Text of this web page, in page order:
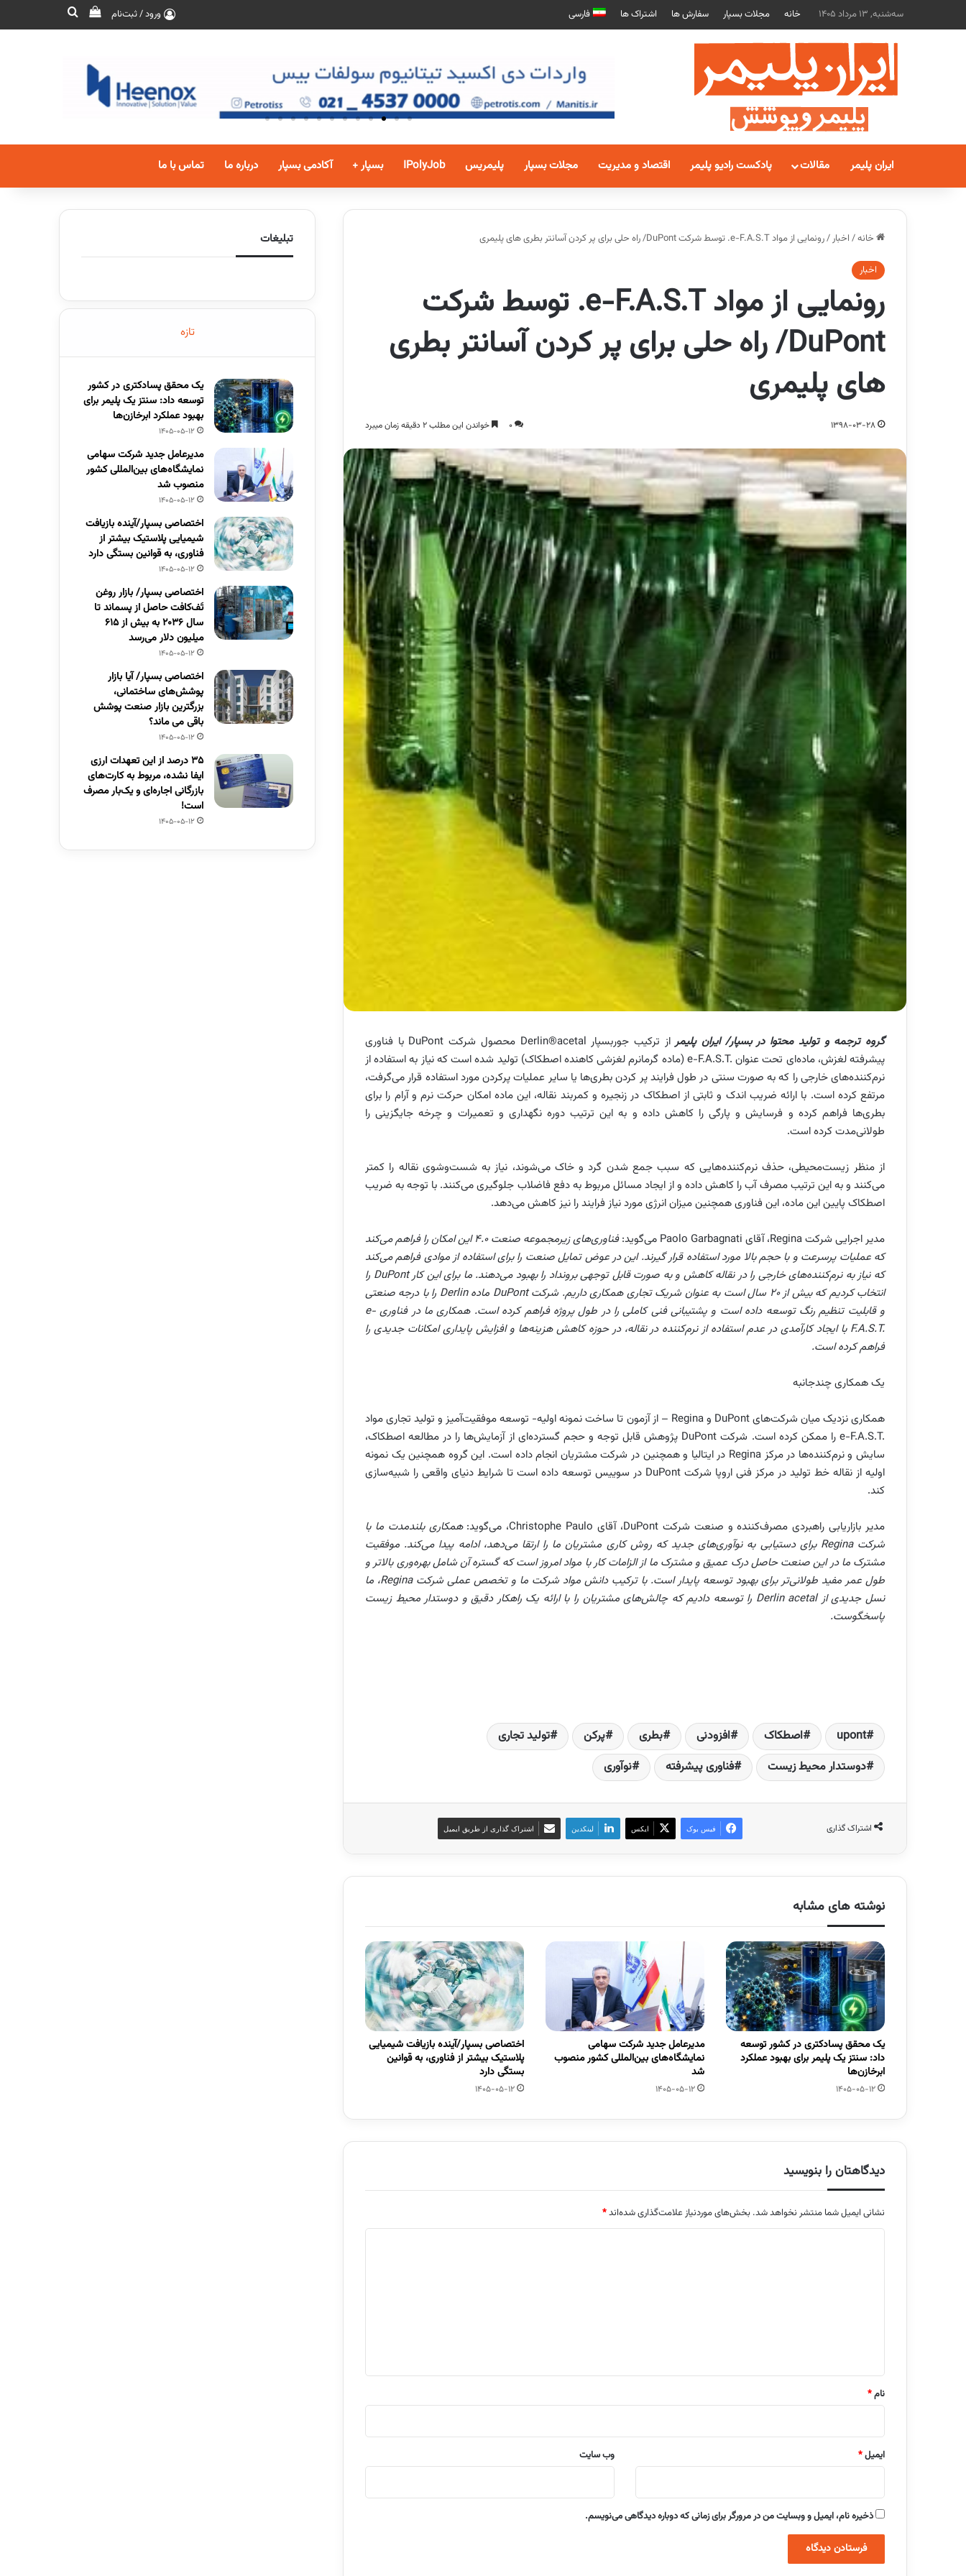
سه‌شنبه, 13 مرداد 1405 خانه مجلات بسپار سفارش ها اشتراک ها فارسی ورود / ثبت‌نام
ایران پلیمر مقالات پادکست رادیو پلیمر اقتصاد و مدیریت مجلات بسپار پلیمریس IPolyJob بسپار + آکادمی بسپار درباره ما تماس با ما
خانه/ اخبار/رونمایی از مواد e-F.A.S.T. توسط شرکت DuPont/ راه حلی برای پر کردن آسانتر بطری های پلیمری
اخبار
رونمایی از مواد e-F.A.S.T. توسط شرکت
DuPont/ راه حلی برای پر کردن آسانتر بطری
های پلیمری
1398-03-28
0 خواندن این مطلب 2 دقیقه زمان میبرد
گروه ترجمه و تولید محتوا در بسپار/ ایران پلیمراز ترکیب جوربسپار Derlin®acetal محصول شرکت DuPont با فناوری
پیشرفته لغزش، ماده‌ای تحت عنوان e-F.A.S.T.(ماده گرمانرم لغزشی کاهنده اصطکاک) تولید شده است که نیاز به استفاده از
نرم‌کننده‌های خارجی را که به صورت سنتی در طول فرایند پر کردن بطری‌ها یا سایر عملیات پرکردن مورد استفاده قرار می‌گرفت،
مرتفع کرده است. با ارائه ضریب اندک و ثابتی از اصطکاک در زنجیره و کمربند نقاله، این ماده امکان حرکت نرم و آرام را برای
بطری‌ها فراهم کرده و فرسایش و پارگی را کاهش داده و به این ترتیب دوره نگهداری و تعمیرات و چرخه جایگزینی را
طولانی‌مدت کرده است.
از منظر زیست‌محیطی، حذف نرم‌کننده‌هایی که سبب جمع شدن گرد و خاک می‌شوند، نیاز به شست‌وشوی نقاله را کمتر
می‌کنند و به این ترتیب مصرف آب را کاهش داده و از ایجاد مسائل مربوط به دفع فاضلاب جلوگیری می‌کنند. با توجه به ضریب
اصطکاک پایین این ماده، این فناوری همچنین میزان انرژی مورد نیاز فرایند را نیز کاهش می‌دهد.
مدیر اجرایی شرکتRegina، آقای Paolo Garbagnati می‌گوید:
فناوری‌های زیرمجموعه صنعت 4.0 این امکان را فراهم می‌کند
که عملیات پرسرعت و با حجم بالا مورد استفاده قرار گیرند. این در عوض تمایل صنعت را برای استفاده از موادی فراهم می‌کند
که نیاز به نرم‌کننده‌های خارجی را در نقاله کاهش و به صورت قابل توجهی برونداد را بهبود می‌دهند. ما برای این کارDuPont را
انتخاب کردیم که بیش از 20 سال است به عنوان شریک تجاری همکاری داریم. شرکت
DuPont مادهDerlin را با درجه صنعتی
و قابلیت تنظیم رنگ توسعه داده است و پشتیبانی فنی کاملی را در طول پروژه فراهم کرده است. همکاری ما در فناوری e-
F.A.S.T. با ایجاد کارآمدی در عدم استفاده از نرم‌کننده در نقاله، در حوزه کاهش هزینه‌ها و افزایش پایداری امکانات جدیدی را
فراهم کرده است.
یک همکاری چندجانبه
همکاری نزدیک میان شرکت‌هایDuPont وRegina – از آزمون تا ساخت نمونه اولیه- توسعه موفقیت‌آمیز و تولید تجاری مواد
e-F.A.S.T.را ممکن کرده است. شرکت DuPont پژوهش قابل توجه و حجم گسترده‌ای از آزمایش‌ها را در مطالعه اصطکاک،
سایش و نرم‌کننده‌ها در مرکز Regina در ایتالیا و همچنین در شرکت مشتریان انجام داده است. این گروه همچنین یک نمونه
اولیه از نقاله خط تولید در مرکز فنی اروپا شرکت DuPont در سوییس توسعه داده است تا شرایط دنیای واقعی را شبیه‌سازی
کند.
مدیر بازاریابی راهبردی مصرف‌کننده و صنعت شرکتDuPont، آقای Christophe Paulo، می‌گوید:همکاری بلندمدت ما با
شرکتRegina برای دستیابی به نوآوری‌های جدید که روش کاری مشتریان ما را ارتقا می‌دهد، ادامه پیدا می‌کند. موفقیت
مشترک ما در این صنعت حاصل درک عمیق و مشترک ما از الزامات کار با مواد امروز است که گستره آن شامل بهره‌وری بالاتر و
طول عمر مفید طولانی‌تر برای بهبود توسعه پایدار است. با ترکیب دانش مواد شرکت ما و تخصص عملی شرکتRegina، ما
نسل جدیدی ازDerlin acetal را توسعه دادیم که چالش‌های مشتریان را با ارائه یک راهکار دقیق و دوستدار محیط زیست
پاسخگوست.
upont اصطکاک افزودنی بطری پرکن
تولید تجاری
دوستدار محیط زیست
فناوری پیشرفته نوآوری
اشتراک گذاری فیس بوک ایکس لینکدین اشتراک گذاری از طریق ایمیل
نوشته های مشابه
یک محقق پسادکتری در کشور توسعه
داد: سنتز یک پلیمر برای بهبود عملکرد
ابرخازن‌ها
1405-05-12
مدیرعامل جدید شرکت سهامی
نمایشگاه‌های بین‌المللی کشور منصوب
شد
1405-05-12
اختصاصی بسپار/آینده بازیافت شیمیایی
پلاستیک بیشتر از فناوری، به قوانین
بستگی دارد
1405-05-12
دیدگاهتان را بنویسید
نشانی ایمیل شما منتشر نخواهد شد. بخش‌های موردنیاز علامت‌گذاری شده‌اند*
نام*
ایمیل* وب‌ سایت
ذخیره نام، ایمیل و وبسایت من در مرورگر برای زمانی که دوباره دیدگاهی می‌نویسم.
تبلیغات
تازه
یک محقق پسادکتری در کشور
توسعه داد: سنتز یک پلیمر برای
بهبود عملکرد ابرخازن‌ها
1405-05-12
مدیرعامل جدید شرکت سهامی
نمایشگاه‌های بین‌المللی کشور
منصوب شد
1405-05-12
اختصاصی بسپار/آینده بازیافت
شیمیایی پلاستیک بیشتر از
فناوری، به قوانین بستگی دارد
1405-05-12
اختصاصی بسپار/ بازار روغن
تَف‌کافت حاصل از پسماند تا
سال ۲۰۳۶ به بیش از ۶۱۵
میلیون دلار می‌رسد
1405-05-12
اختصاصی بسپار/ آیا بازار
پوشش‌های ساختمانی،
بزرگترین بازار صنعت پوشش
باقی می ماند؟
1405-05-12
۳۵ درصد از این تعهدات ارزی
ایفا نشده، مربوط به کارت‌های
بازرگانی اجاره‌ای و یک‌بار مصرف
است!
1405-05-12